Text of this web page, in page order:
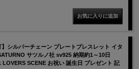
】シルバーチェーン プレートブレスレット イタ
サツルノ社 sv925 納期約1～10日
LOVERS SCENE お祝い 誕生日 プレゼント 記